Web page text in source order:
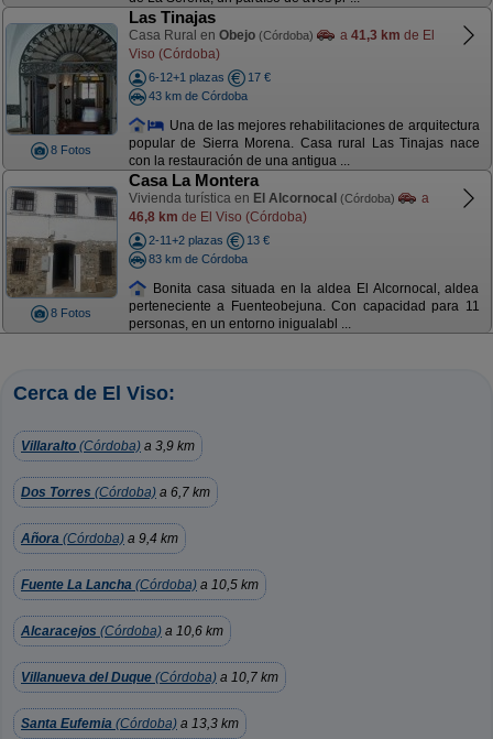
8 Fotos
Las Tinajas
Casa Rural en Obejo (Córdoba) a 41,3 km de El
Viso (Córdoba)
6-12+1 plazas
17 €
43 km de Córdoba
Una de las mejores rehabilitaciones de arquitectura
popular de Sierra Morena. Casa rural Las Tinajas nace
con la restauración de una antigua ...
8 Fotos
Casa La Montera
Vivienda turística en El Alcornocal (Córdoba)
a
46,8 km de El Viso (Córdoba)
2-11+2 plazas
13 €
83 km de Córdoba
Bonita casa situada en la aldea El Alcornocal, aldea
perteneciente a Fuenteobejuna. Con capacidad para 11
personas, en un entorno inigualabl ...
Cerca de El Viso:
Villaralto (Córdoba) a 3,9 km
Dos Torres (Córdoba) a 6,7 km
Añora (Córdoba) a 9,4 km
Fuente La Lancha (Córdoba) a 10,5 km
Alcaracejos (Córdoba) a 10,6 km
Villanueva del Duque (Córdoba) a 10,7 km
Santa Eufemia (Córdoba) a 13,3 km